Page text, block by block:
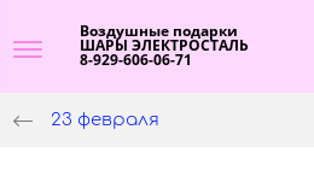
Воздушные подарки
ШАРЫ ЭЛЕКТРОСТАЛЬ
8-929-606-06-71
23 февраля